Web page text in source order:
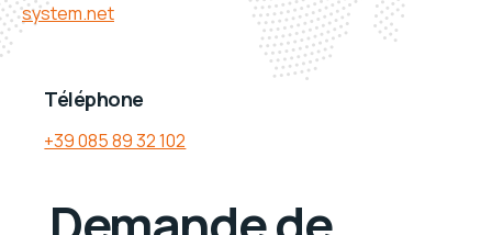
system.net
Téléphone
+39 085 89 32 102